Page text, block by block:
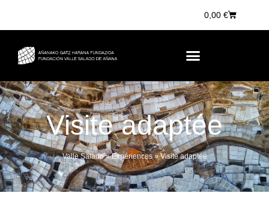
0,00 €
Visite adaptée
Valle Salado»Expériences»Visite adaptée